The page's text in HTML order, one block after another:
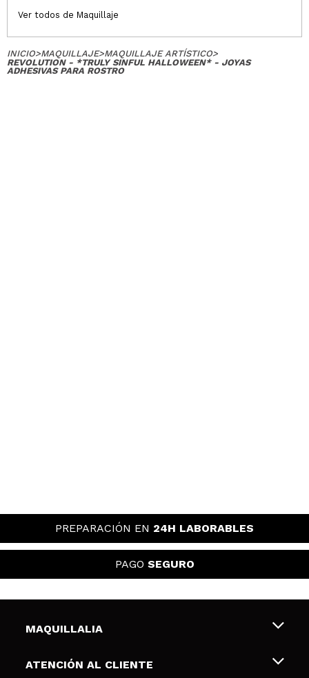
Ver todos de Maquillaje
INICIO>MAQUILLAJE>MAQUILLAJE ARTÍSTICO>
REVOLUTION - *TRULY SINFUL HALLOWEEN* - JOYAS
ADHESIVAS PARA ROSTRO
PREPARACIÓN EN 24H LABORABLES
PAGO SEGURO
MAQUILLALIA
Sobre nosotros
ATENCIÓN AL CLIENTE